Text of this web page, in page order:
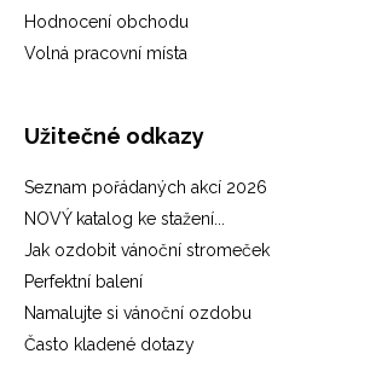
Hodnocení obchodu
Volná pracovní místa
Užitečné odkazy
Seznam pořádaných akcí 2026
NOVÝ katalog ke stažení...
Jak ozdobit vánoční stromeček
Perfektní balení
Namalujte si vánoční ozdobu
Často kladené dotazy